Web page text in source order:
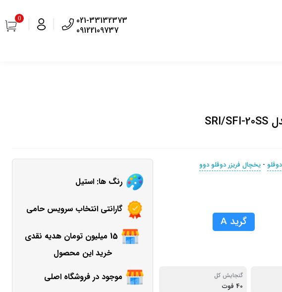
021-33132373
09122109737
0
- یخچال فریزر دوقلو دوو
گرید A
گنجایش کل
40 فوت
رنگ ها: استیل
گارانتی انتخاب سرویس حامی
15 میلیون تومان هدیه نقدی
خرید این محصول
موجود در فروشگاه اصلی